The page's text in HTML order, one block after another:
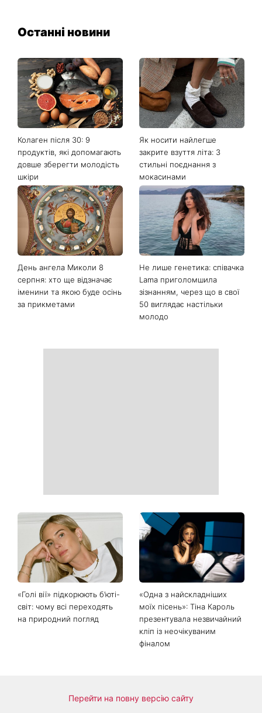
Останні новини
Колаген після 30: 9
продуктів, які допомагають
довше зберегти молодість
шкіри
Як носити найлегше
закрите взуття літа: 3
стильні поєднання з
мокасинами
День ангела Миколи 8
серпня: хто ще відзначає
іменини та якою буде осінь
за прикметами
Не лише генетика: співачка
Lama приголомшила
зізнанням, через що в свої
50 виглядає настільки
молодо
«Голі вії» підкорюють б’юті-
світ: чому всі переходять
на природний погляд
«Одна з найскладніших
моїх пісень»: Тіна Кароль
презентувала незвичайний
кліп із неочікуваним
фіналом
Перейти на повну версію сайту